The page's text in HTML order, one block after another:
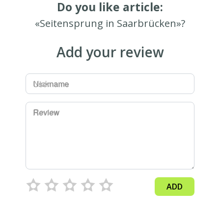
Do you like article:
«Seitensprung in Saarbrücken»?
Add your review
Username
Review
ADD